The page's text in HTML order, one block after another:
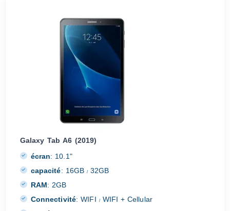
Galaxy Tab A6 (2019)
écran: 10.1"
capacité: 16GB/ 32GB
RAM: 2GB
Connectivité: WIFI /WIFI + Cellular